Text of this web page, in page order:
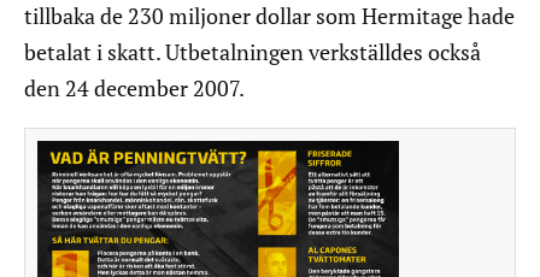
tillbaka de 230 miljoner dollar som Hermitage hade
betalat i skatt. Utbetalningen verkställdes också
den 24 december 2007.